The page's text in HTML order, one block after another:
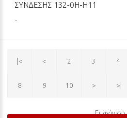
ΣΎΝΔΕΣΗΣ 132-0H-H11
..
|< < 2 3 4
8 9 10 > >|
Εμφάνιση